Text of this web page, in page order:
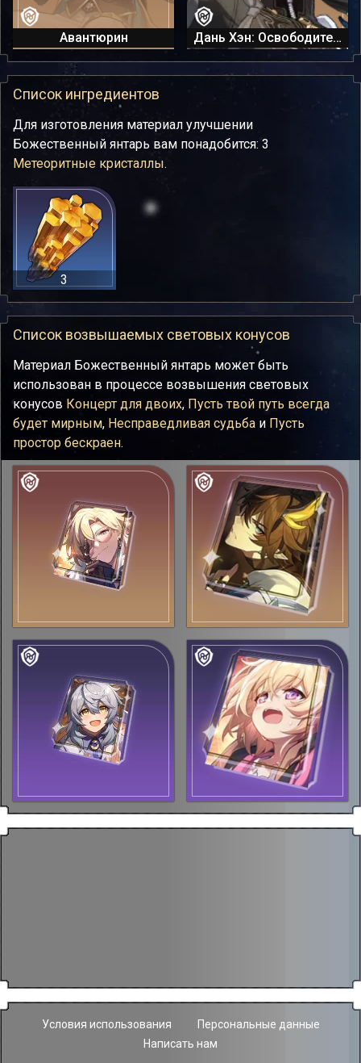
Авантюрин Дань Хэн: Освободитель Пустошей
Список ингредиентов
Для изготовления материал улучшении
Божественный янтарь вам понадобится: 3
Метеоритные кристаллы.
3
Список возвышаемых световых конусов
Материал Божественный янтарь может быть
использован в процессе возвышения световых
конусов Концерт для двоих, Пусть твой путь всегда
будет мирным, Несправедливая судьба и Пусть
простор бескраен.
Условия использования
Персональные данные
Написать нам